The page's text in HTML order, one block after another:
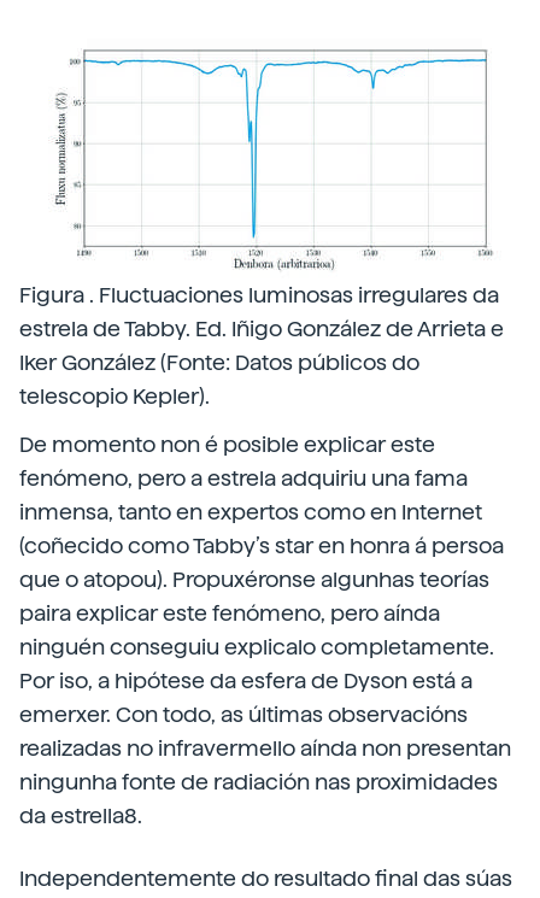
Figura . Fluctuaciones luminosas irregulares da
estrela de Tabby. Ed. Iñigo González de Arrieta e
Iker González (Fonte: Datos públicos do
telescopio Kepler).
De momento non é posible explicar este
fenómeno, pero a estrela adquiriu una fama
inmensa, tanto en expertos como en Internet
(coñecido como Tabby’s star en honra á persoa
que o atopou). Propuxéronse algunhas teorías
paira explicar este fenómeno, pero aínda
ninguén conseguiu explicalo completamente.
Por iso, a hipótese da esfera de Dyson está a
emerxer. Con todo, as últimas observacións
realizadas no infravermello aínda non presentan
ningunha fonte de radiación nas proximidades
da estrella8.
Independentemente do resultado final das súas